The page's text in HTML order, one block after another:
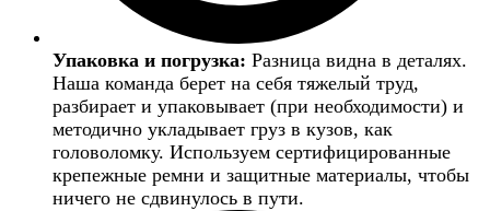
Упаковка и погрузка: Разница видна в деталях.
Наша команда берет на себя тяжелый труд,
разбирает и упаковывает (при необходимости) и
методично укладывает груз в кузов, как
головоломку. Используем сертифицированные
крепежные ремни и защитные материалы, чтобы
ничего не сдвинулось в пути.